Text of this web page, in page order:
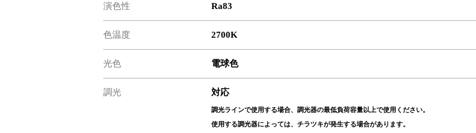
演色性 Ra83
色温度 2700K
光色 電球色
調光 対応
調光ラインで使用する場合、調光器の最低負荷容量以上で使用ください。
使用する調光器によっては、チラツキが発生する場合があります。